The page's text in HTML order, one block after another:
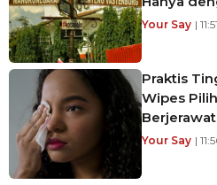
Your Say |
Praktis
Wipes
Berjerawat
Your Say |